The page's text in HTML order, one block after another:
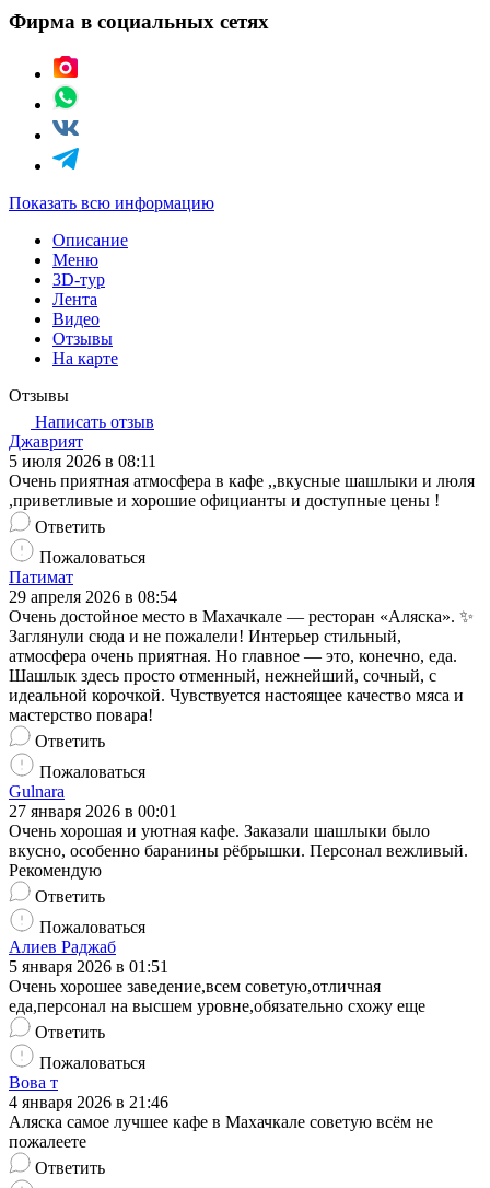
Фирма в социальных сетях
Показать всю информацию
Описание
Меню
3D-тур
Лента
Видео
Отзывы
На карте
Отзывы
Написать отзыв
Джаврият
5 июля 2026 в 08:11
Очень приятная атмосфера в кафе ,,вкусные шашлыки и люля
,приветливые и хорошие официанты и доступные цены !
Ответить
Пожаловаться
Патимат
29 апреля 2026 в 08:54
Очень достойное место в Махачкале — ресторан «Аляска». ✨
Заглянули сюда и не пожалели! Интерьер стильный,
атмосфера очень приятная. Но главное — это, конечно, еда.
Шашлык здесь просто отменный, нежнейший, сочный, с
идеальной корочкой. Чувствуется настоящее качество мяса и
мастерство повара!
Ответить
Пожаловаться
Gulnara
27 января 2026 в 00:01
Очень хорошая и уютная кафе. Заказали шашлыки было
вкусно, особенно баранины рёбрышки. Персонал вежливый.
Рекомендую
Ответить
Пожаловаться
Алиев Раджаб
5 января 2026 в 01:51
Очень хорошее заведение,всем советую,отличная
еда,персонал на высшем уровне,обязательно схожу еще
Ответить
Пожаловаться
Вова т
4 января 2026 в 21:46
Аляска самое лучшее кафе в Махачкале советую всём не
пожалеете
Ответить